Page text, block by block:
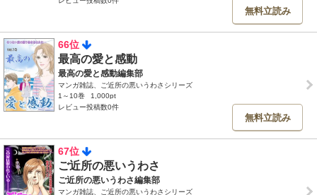
無料立読み
66位
最高の愛と感動
最高の愛と感動編集部
マンガ雑誌、ご近所の悪いうわさシリーズ
1～10巻
1,000pt
レビュー投稿数0件
無料立読み
67位
ご近所の悪いうわさ
ご近所の悪いうわさ編集部
マンガ雑誌、ご近所の悪いうわさシリーズ